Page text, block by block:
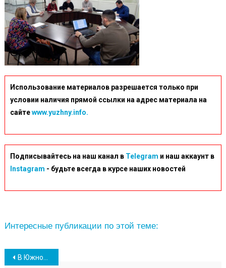
Использование материалов разрешается только при
условии наличия прямой ссылки на адрес материала на
сайтеwww.yuzhny.info.
Подписывайтесь на наш канал в Telegram и наш аккаунт в
Instagram - будьте всегда в курсе наших новостей
Интересные публикации по этой теме:
Навігація
В Южном двум желающим отказали войти в состав Набсовета ЮТВ